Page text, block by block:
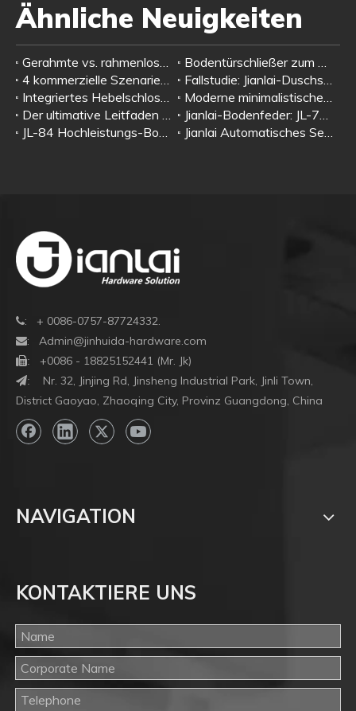
Ähnliche Neuigkeiten
Gerahmte vs. rahmenlose Duschtürbeschläge: Warum rahmenlose Designs auf Glasklemmen, Duschscharniere und Zuggriffe angewiesen sind
Bodentürschließer zum Offenhalten oder Nicht-Offenhalten – Leitfaden zur Szenarioauswahl
4 kommerzielle Szenarien und echte Nutzerbewertungen | Jianlai H-Typ Edelstahl-Glastürgriff mit Schloss
Fallstudie: Jianlai-Duschscharniere – die zuverlässige Wahl für rahmenlose Glasduschräume
Integriertes Hebelschloss für Glastüren: All-in-One-Schloss- und Griffdesign für rahmenlose Glastüren | Jianlai-Hardware
Moderne minimalistische Designideen für Glastürbeschläge | Komplettes passendes System: Bodentürschließer + Patchbeschlag + Glastürschloss + Zuggriff
Der ultimative Leitfaden zur Auswahl von Standard-Türschließern: Wählen Sie das richtige Modell nach Türgewicht und Anwendung
Jianlai-Bodenfeder: JL-7135, JL-7145 und JL-7300 – Premium-Vierkantspindellösungen für den Nahen Osten
JL-84 Hochleistungs-Bodenfeder | Hochwertiger hydraulischer Türschließer für Gewerbegebäude
Jianlai Automatisches Sensor-Türsystem: 5 intelligente Öffnungsmethoden für jeden Bedarf
: + 0086-0757-87724332.
: Admin@jinhuida-hardware.com
: +0086 - 18825152441 (Mr. Jk)
: Nr. 32, Jinjing Rd, Jinsheng Industrial Park, Jinli Town,
District Gaoyao, Zhaoqing City, Provinz Guangdong, China
NAVIGATION
KONTAKTIERE UNS